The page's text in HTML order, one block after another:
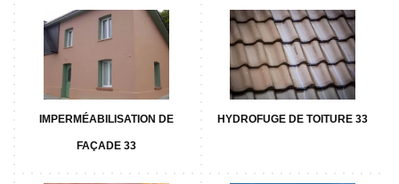
IMPERMÉABILISATION DE
FAÇADE 33
HYDROFUGE DE TOITURE 33